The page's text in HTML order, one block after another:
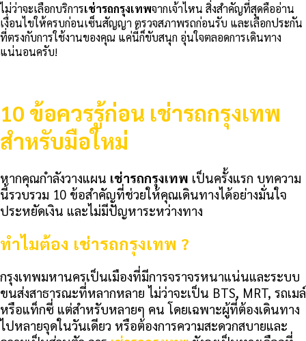
ไม่ว่าจะเลือกบริการเช่ารถกรุงเทพจากเจ้าไหน สิ่งสำคัญที่สุดคืออ่าน
เงื่อนไขให้ครบก่อนเซ็นสัญญา ตรวจสภาพรถก่อนรับ และเลือกประกัน
ที่ตรงกับการใช้งานของคุณ แค่นี้ก็ขับสนุก อุ่นใจตลอดการเดินทาง
แน่นอนครับ!
10 ข้อควรรู้ก่อน เช่ารถกรุงเทพ
สำหรับมือใหม่
หากคุณกำลังวางแผน เช่ารถกรุงเทพ เป็นครั้งแรก บทความ
นี้รวบรวม 10 ข้อสำคัญที่ช่วยให้คุณเดินทางได้อย่างมั่นใจ
ประหยัดเงิน และไม่มีปัญหาระหว่างทาง
ทำไมต้อง เช่ารถกรุงเทพ ?
กรุงเทพมหานครเป็นเมืองที่มีการจราจรหนาแน่นและระบบ
ขนส่งสาธารณะที่หลากหลาย ไม่ว่าจะเป็น BTS, MRT, รถเมล์
หรือแท็กซี่ แต่สำหรับหลายๆ คน โดยเฉพาะผู้ที่ต้องเดินทาง
ไปหลายจุดในวันเดียว หรือต้องการความสะดวกสบายและ